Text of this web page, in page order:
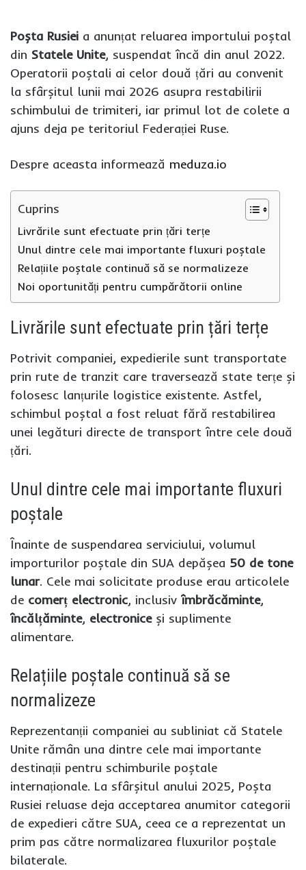
Poșta Rusiei a anunțat reluarea importului poștal
din Statele Unite, suspendat încă din anul 2022.
Operatorii poștali ai celor două țări au convenit
la sfârșitul lunii mai 2026 asupra restabilirii
schimbului de trimiteri, iar primul lot de colete a
ajuns deja pe teritoriul Federației Ruse.
Despre aceasta informează meduza.io
Cuprins
Livrările sunt efectuate prin țări terțe
Unul dintre cele mai importante fluxuri poștale
Relațiile poștale continuă să se normalizeze
Noi oportunități pentru cumpărătorii online
Livrările sunt efectuate prin țări terțe
Potrivit companiei, expedierile sunt transportate
prin rute de tranzit care traversează state terțe și
folosesc lanțurile logistice existente. Astfel,
schimbul poștal a fost reluat fără restabilirea
unei legături directe de transport între cele două
țări.
Unul dintre cele mai importante fluxuri
poștale
Înainte de suspendarea serviciului, volumul
importurilor poștale din SUA depășea 50 de tone
lunar. Cele mai solicitate produse erau articolele
de comerț electronic, inclusiv îmbrăcăminte,
încălțăminte, electroniceși suplimente
alimentare.
Relațiile poștale continuă să se
normalizeze
Reprezentanții companiei au subliniat că Statele
Unite rămân una dintre cele mai importante
destinații pentru schimburile poștale
internaționale. La sfârșitul anului 2025, Poșta
Rusiei reluase deja acceptarea anumitor categorii
de expedieri către SUA, ceea ce a reprezentat un
prim pas către normalizarea fluxurilor poștale
bilaterale.